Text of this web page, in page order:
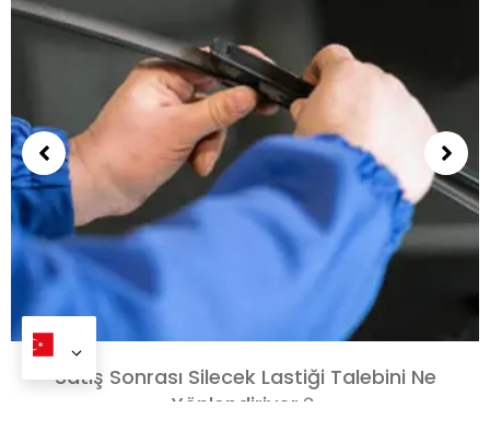
Satış Sonrası Silecek Lastiği Talebini Ne
Yönlendiriyor？